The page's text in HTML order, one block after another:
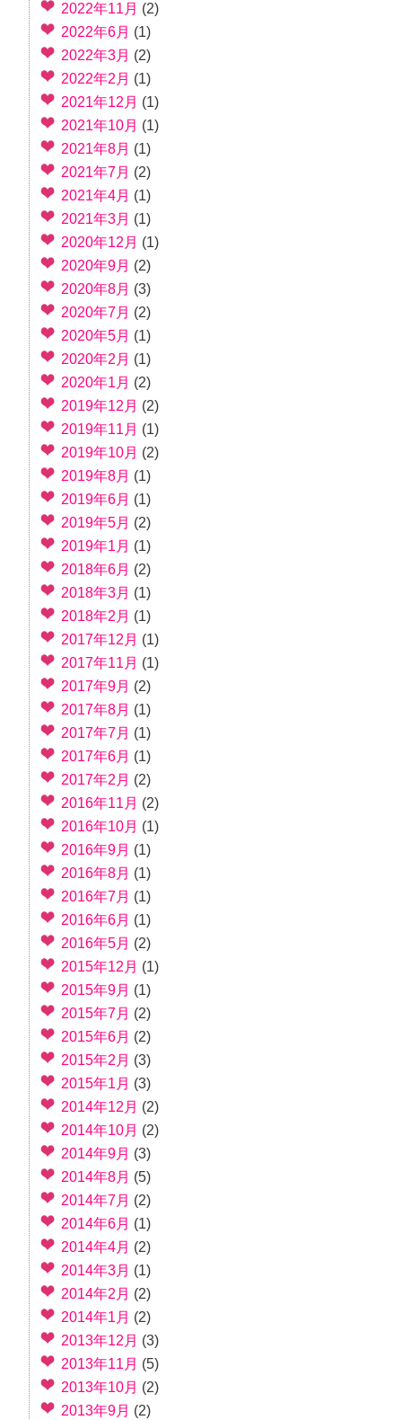
2022年11月 (2)
2022年6月 (1)
2022年3月 (2)
2022年2月 (1)
2021年12月 (1)
2021年10月 (1)
2021年8月 (1)
2021年7月 (2)
2021年4月 (1)
2021年3月 (1)
2020年12月 (1)
2020年9月 (2)
2020年8月 (3)
2020年7月 (2)
2020年5月 (1)
2020年2月 (1)
2020年1月 (2)
2019年12月 (2)
2019年11月 (1)
2019年10月 (2)
2019年8月 (1)
2019年6月 (1)
2019年5月 (2)
2019年1月 (1)
2018年6月 (2)
2018年3月 (1)
2018年2月 (1)
2017年12月 (1)
2017年11月 (1)
2017年9月 (2)
2017年8月 (1)
2017年7月 (1)
2017年6月 (1)
2017年2月 (2)
2016年11月 (2)
2016年10月 (1)
2016年9月 (1)
2016年8月 (1)
2016年7月 (1)
2016年6月 (1)
2016年5月 (2)
2015年12月 (1)
2015年9月 (1)
2015年7月 (2)
2015年6月 (2)
2015年2月 (3)
2015年1月 (3)
2014年12月 (2)
2014年10月 (2)
2014年9月 (3)
2014年8月 (5)
2014年7月 (2)
2014年6月 (1)
2014年4月 (2)
2014年3月 (1)
2014年2月 (2)
2014年1月 (2)
2013年12月 (3)
2013年11月 (5)
2013年10月 (2)
2013年9月 (2)